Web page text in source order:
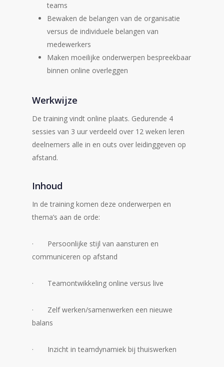
teams
Bewaken de belangen van de organisatie
versus de individuele belangen van
medewerkers
Maken moeilijke onderwerpen bespreekbaar
binnen online overleggen
Werkwijze
De training vindt online plaats. Gedurende 4
sessies van 3 uur verdeeld over 12 weken leren
deelnemers alle in en outs over leidinggeven op
afstand.
Inhoud
In de training komen deze onderwerpen en
thema’s aan de orde:
· Persoonlijke stijl van aansturen en
communiceren op afstand
· Teamontwikkeling online versus live
· Zelf werken/samenwerken een nieuwe
balans
· Inzicht in teamdynamiek bij thuiswerken